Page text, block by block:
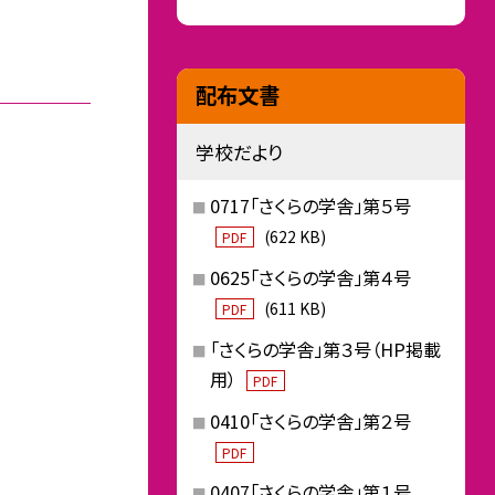
配布文書
学校だより
0717「さくらの学舎」第５号
PDF (622 KB)
0625「さくらの学舎」第４号
PDF (611 KB)
「さくらの学舎」第３号（HP掲載
用）
PDF
0410「さくらの学舎」第２号
PDF